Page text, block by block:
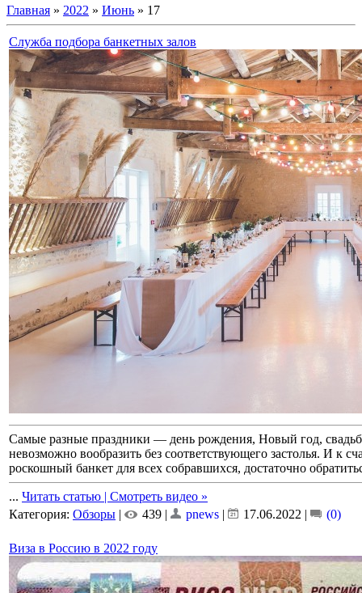
Главная » 2022 » Июнь » 17
Служба подбора банкетных залов
Самые разные праздники — день рождения, Новый год,
невозможно вообразить без соответствующего застолья. И к
роскошный банкет для всех собравшихся, достаточно
... Читать статью | Смотреть видео »
Категория: Обзоры | 439 | pnews | 17.06.2022 | (0)
Виза в Россию в 2022 году